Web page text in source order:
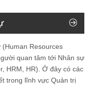
Resources
quan tâm tới Nhân sự
HRM, HR). Ở đây có các
trong lĩnh vực Quản trị